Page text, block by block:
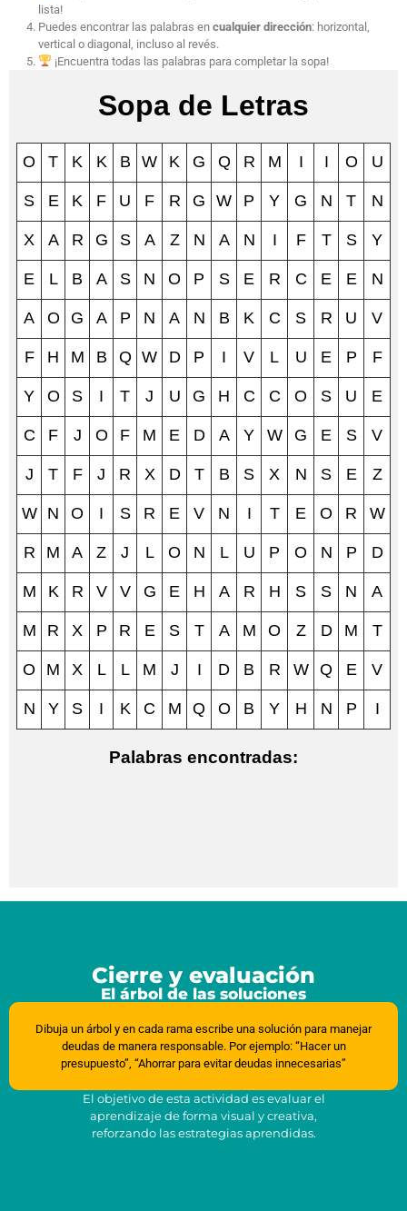
lista!
Puedes encontrar las palabras en cualquier dirección: horizontal,
vertical o diagonal, incluso al revés.
¡Encuentra todas las palabras para completar la sopa!
Cierre y evaluación
El árbol de las soluciones
Dibuja un árbol y en cada rama escribe una solución para manejar
deudas de manera responsable. Por ejemplo: “Hacer un
presupuesto”, “Ahorrar para evitar deudas innecesarias”
El objetivo de esta actividad es evaluar el
aprendizaje de forma visual y creativa,
reforzando las estrategias aprendidas.